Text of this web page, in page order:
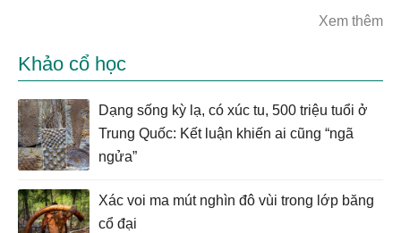
Xem thêm
Khảo cổ học
Dạng sống kỳ lạ, có xúc tu, 500 triệu tuổi ở
Trung Quốc: Kết luận khiến ai cũng “ngã
ngửa”
Xác voi ma mút nghìn đô vùi trong lớp băng
cổ đại